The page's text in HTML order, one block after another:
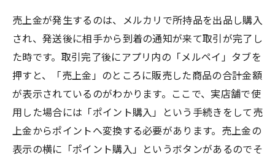
売上金が発生するのは、メルカリで所持品を出品し購入
され、発送後に相手から到着の通知が来て取引が完了し
た時です。取引完了後にアプリ内の「メルペイ」タブを
押すと、「売上金」のところに販売した商品の合計金額
が表示されているのがわかります。ここで、実店舗で使
用した場合には「ポイント購入」という手続きをして売
上金からポイントへ変換する必要があります。売上金の
表示の横に「ポイント購入」というボタンがあるのでそ